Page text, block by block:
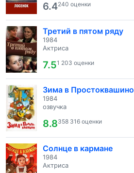
6.4240 оценки
Третий в пятом ряду
1984
Актриса
7.51 203 оценки
Зима в Простоквашино
1984
озвучка
8.8358 316 оценки
Солнце в кармане
1984
Актриса